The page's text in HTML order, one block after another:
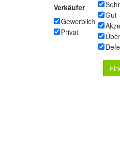
Verkäufer
Gewerblich
Privat
Gut